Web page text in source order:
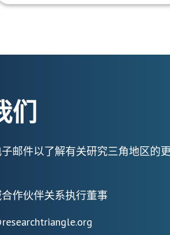
们
邮件以了解有关研究三角地区的更
作伙伴关系执行董事